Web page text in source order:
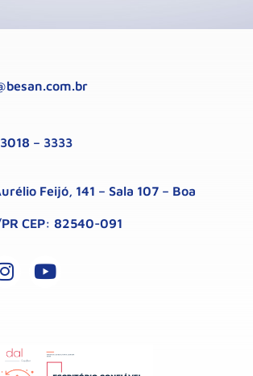
– 3333
Feijó, 141 – Sala 107 – Boa
CEP: 82540-091